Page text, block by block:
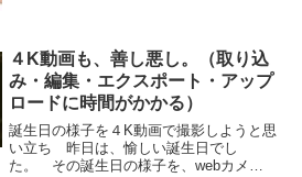
４K動画も、善し悪し。（取り込
み・編集・エクスポート・アップ
ロードに時間がかかる）
誕生日の様子を４K動画で撮影しようと思
い立ち 昨日は、愉しい誕生日でし
た。 その誕生日の様子を、webカメラ